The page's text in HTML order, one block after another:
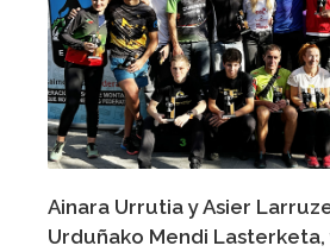
Ainara Urrutia y Asier
Urduñako Mendi